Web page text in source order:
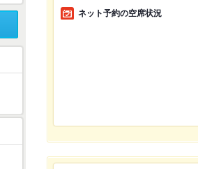
ネット予約の空席状況